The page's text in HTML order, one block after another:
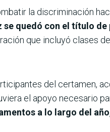
la discriminación
quedó con el título
que incluyó clases
del certamen,
el apoyo necesario
a lo largo del